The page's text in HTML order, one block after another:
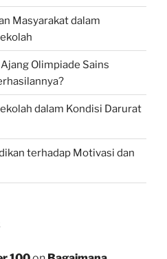
Masyarakat dalam
Olimpiade Sains
dalam Kondisi Darurat
terhadap Motivasi dan